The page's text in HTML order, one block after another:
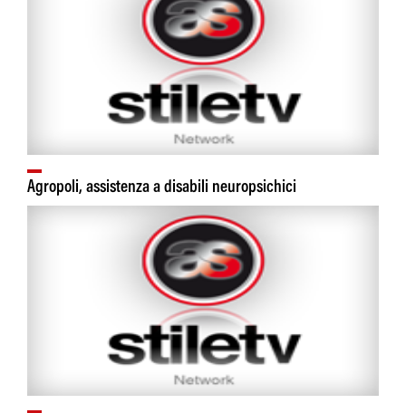
Agropoli, assistenza a disabili neuropsichici